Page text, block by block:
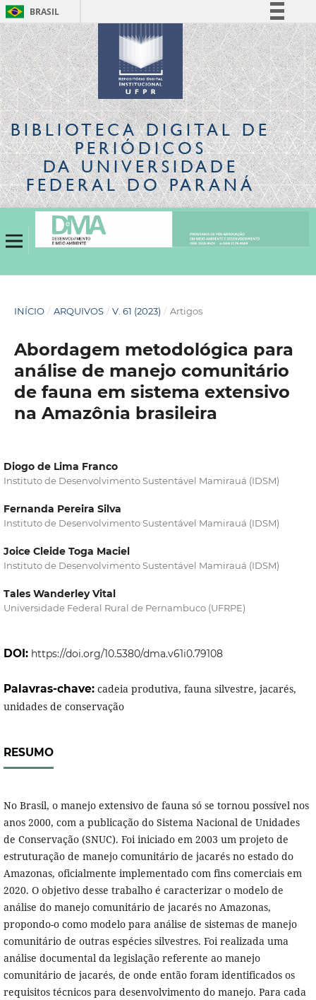
BRASIL
Simplifique!
Comunica BR
Participe
Acesso à informação
Legislação
Canais
BIBLIOTECA DIGITALDE
PERIÓDICOS
DA UNIVERSIDADE
FEDERAL DO PARANÁ
INÍCIO / ARQUIVOS / V. 61 (2023) / Artigos
Abordagem metodológica para
análise de manejo comunitário
de fauna em sistema extensivo
na Amazônia brasileira
Diogo de Lima Franco
Instituto de Desenvolvimento Sustentável Mamirauá (IDSM)
Fernanda Pereira Silva
Instituto de Desenvolvimento Sustentável Mamirauá (IDSM)
Joice Cleide Toga Maciel
Instituto de Desenvolvimento Sustentável Mamirauá (IDSM)
Tales Wanderley Vital
Universidade Federal Rural de Pernambuco (UFRPE)
DOI: https://doi.org/10.5380/dma.v61i0.79108
Palavras-chave: cadeia produtiva, fauna silvestre, jacarés,
unidades de conservação
RESUMO
No Brasil, o manejo extensivo de fauna só se tornou possível nos
anos 2000, com a publicação do Sistema Nacional de Unidades
de Conservação (SNUC). Foi iniciado em 2003 um projeto de
estruturação de manejo comunitário de jacarés no estado do
Amazonas, oficialmente implementado com fins comerciais em
2020. O objetivo desse trabalho é caracterizar o modelo de
análise do manejo comunitário de jacarés no Amazonas,
propondo-o como modelo para análise de sistemas de manejo
comunitário de outras espécies silvestres. Foi realizada uma
análise documental da legislação referente ao manejo
comunitário de jacarés, de onde então foram identificados os
requisitos técnicos para desenvolvimento do manejo. Para cada